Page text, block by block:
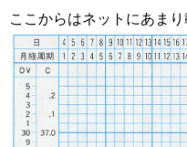
ここからはネットにあま